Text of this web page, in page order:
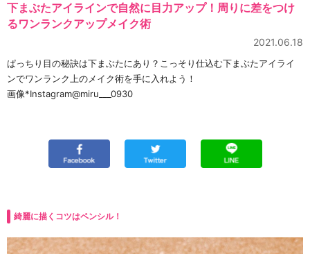
下まぶたアイラインで自然に目力アップ！周りに差をつけ
るワンランクアップメイク術
2021.06.18
ぱっちり目の秘訣は下まぶたにあり？こっそり仕込む下まぶたアイライ
ンでワンランク上のメイク術を手に入れよう！
画像*Instagram@miru___0930
綺麗に描くコツはペンシル！